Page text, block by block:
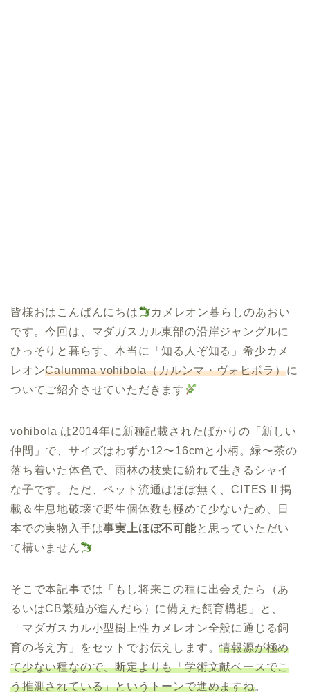
皆様おはこんばんにちは
カメレオン暮らしのあおい
です。今回は、マダガスカル東部の沿岸ジャングルに
ひっそりと暮らす、本当に「知る人ぞ知る」希少カメ
レオンCalumma vohibola（カルンマ・ヴォヒボラ）に
ついてご紹介させていただきます
vohibola は2014年に新種記載されたばかりの「新しい
仲間」で、サイズはわずか12〜16cmと小柄。緑〜茶の
落ち着いた体色で、雨林の枝葉に紛れて生きるシャイ
な子です。ただ、ペット流通はほぼ無く、CITES II 掲
載＆生息地破壊で野生個体数も極めて少ないため、日
本での実物入手は事実上ほぼ不可能と思っていただい
て構いません
そこで本記事では「もし将来この種に出会えたら（あ
るいはCB繁殖が進んだら）に備えた飼育構想」と、
「マダガスカル小型樹上性カメレオン全般に通じる飼
育の考え方」をセットでお伝えします。情報源が極め
て少ない種なので、断定よりも「学術文献ベースでこ
う推測されている」というトーンで進めますね。